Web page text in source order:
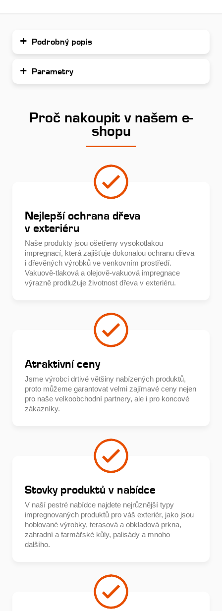
Podrobný popis
Parametry
Proč nakoupit v našem e-
shopu
Nejlepší ochrana dřeva
v exteriéru
Naše produkty jsou ošetřeny vysokotlakou
impregnací, která zajišťuje dokonalou ochranu dřeva
i dřevěných výrobků ve venkovním prostředí.
Vakuově-tlaková a olejově-vakuová impregnace
výrazně prodlužuje životnost dřeva v exteriéru.
Atraktivní ceny
Jsme výrobci drtivé většiny nabízených produktů,
proto můžeme garantovat velmi zajímavé ceny nejen
pro naše velkoobchodní partnery, ale i pro koncové
zákazníky.
Stovky produktů v nabídce
V naší pestré nabídce najdete nejrůznější typy
impregnovaných produktů pro váš exteriér, jako jsou
hoblované výrobky, terasová a obkladová prkna,
zahradní a farmářské kůly, palisády a mnoho
dalšího.